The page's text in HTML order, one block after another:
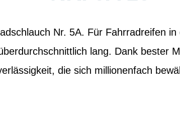
Nr. 5A. Für Fahrradreifen
lang. Dank bester
die sich millionenfach